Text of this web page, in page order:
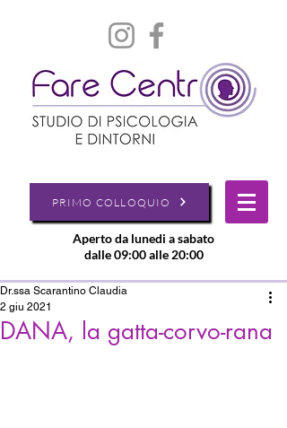
PRIMO COLLOQUIO
Aperto da lunedi a sabato
dalle 09:00 alle 20:00
DANA, la gatta-corvo-rana
Dr.ssa Scarantino Claudia
2 giu 2021